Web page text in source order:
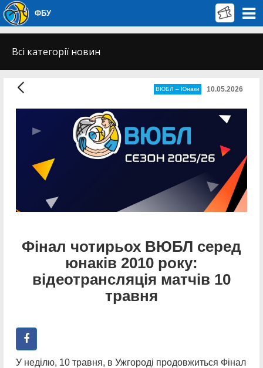
ФБУ
Всі категорії новин
ВЮБЛ – Юнаки 10.05.2026
Фінал чотирьох ВЮБЛ серед
юнаків 2010 року:
відеотрансляція матчів 10
травня
У неділю, 10 травня, в Ужгороді продовжиться Фінал